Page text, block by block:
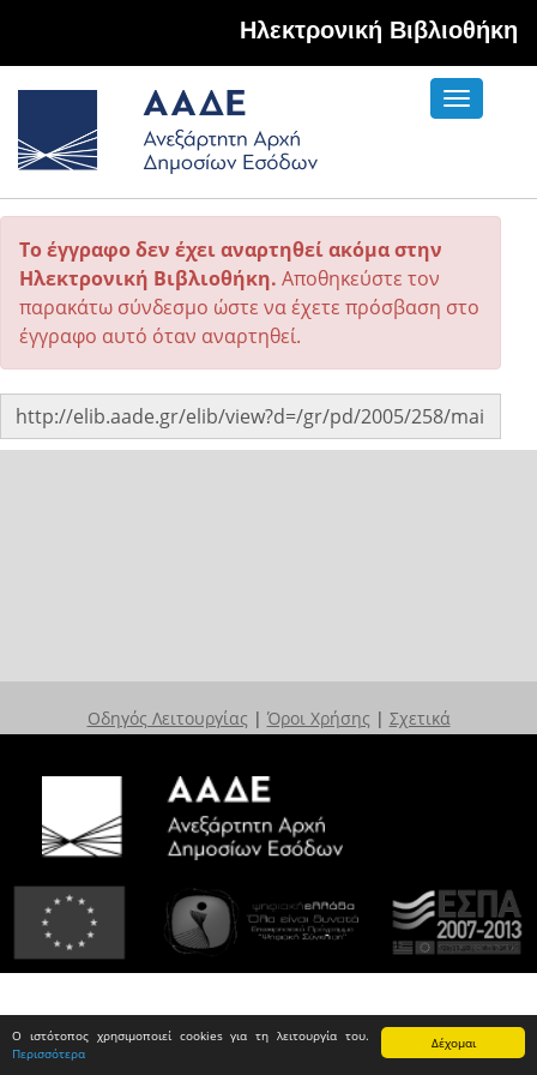
Δέχομαι
Ο ιστότοπος χρησιμοποιεί cookies για τη λειτουργία του.
Περισσότερα
Hλεκτρονική Βιβλιοθήκη
Toggle
Το έγγραφο δεν έχει αναρτηθεί ακόμα στην
Ηλεκτρονική Βιβλιοθήκη. Αποθηκεύστε τον
παρακάτω σύνδεσμο ώστε να έχετε πρόσβαση στο
έγγραφο αυτό όταν αναρτηθεί.
Οδηγός Λειτουργίας | Όροι Χρήσης | Σχετικά